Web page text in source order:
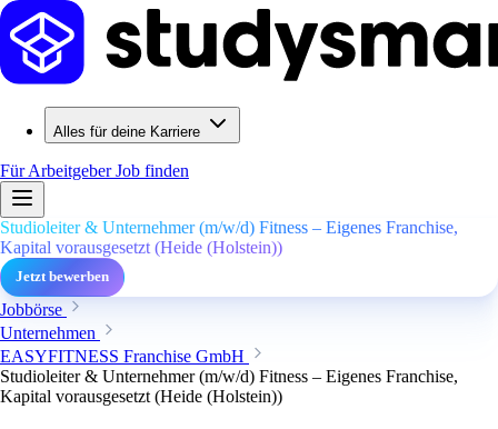
Alles für deine Karriere
Für ArbeitgeberJob finden
Studioleiter & Unternehmer (m/w/d) Fitness – Eigenes Franchise,
Kapital vorausgesetzt (Heide (Holstein))
Jetzt bewerben
Jobbörse
Unternehmen
EASYFITNESS Franchise GmbH
Studioleiter & Unternehmer (m/w/d) Fitness – Eigenes Franchise,
Kapital vorausgesetzt (Heide (Holstein))